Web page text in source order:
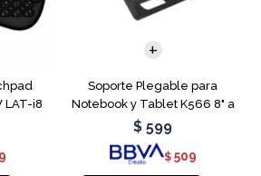
LAT-i8
Soporte Plegable para
Notebook y Tablet K566 8" a
15.6"
$ 599
$ 509